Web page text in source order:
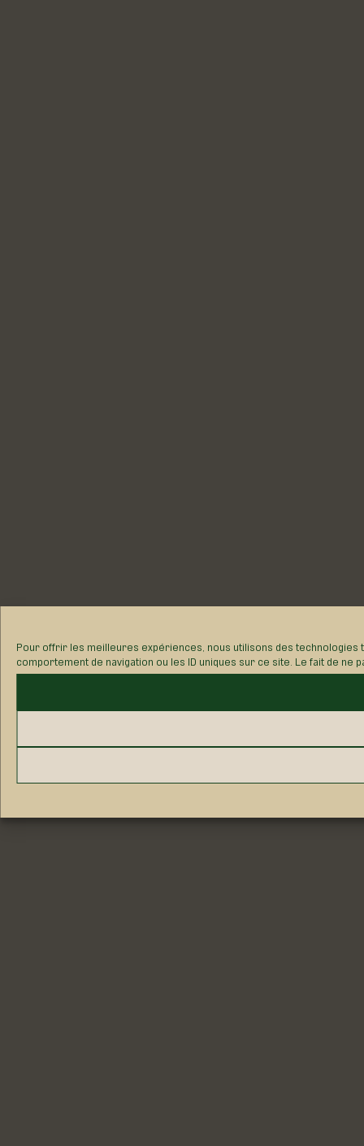
Pour offrir les meilleures expériences, nous utilisons des
comportement de navigation ou les ID uniques sur ce site. Le fait de